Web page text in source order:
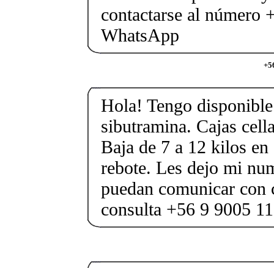
contactarse al número
WhatsApp
Hola! Tengo
sibutramina. Cajas
Baja de 7 a 12 kilos
rebote. Les dejo mi
puedan comunicar con
consulta +56 9 9005